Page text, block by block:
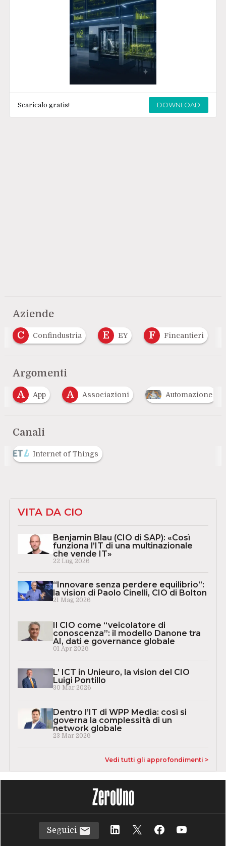
Scaricalo gratis! DOWNLOAD
Aziende
E
EY F Fincantieri G Google L
Argomenti
A
Associazioni Automazione B Banca
Canali
Internet of Things
VITA DA CIO
Benjamin Blau (CIO di SAP): «Così
funziona l’IT di una multinazionale
che vende IT»
22 Lug 2026
“Innovare senza perdere equilibrio”:
la vision di Paolo Cinelli, CIO di Bolton
21 Mag 2026
Il CIO come “veicolatore di
conoscenza”: il modello Danone tra
AI, dati e governance globale
01 Apr 2026
L’ ICT in Unieuro, la vision del CIO
Luigi Pontillo
30 Mar 2026
Dentro l’IT di WPP Media: così si
governa la complessità di un
network globale
23 Mar 2026
Vedi tutti gli approfondimenti >
Seguici